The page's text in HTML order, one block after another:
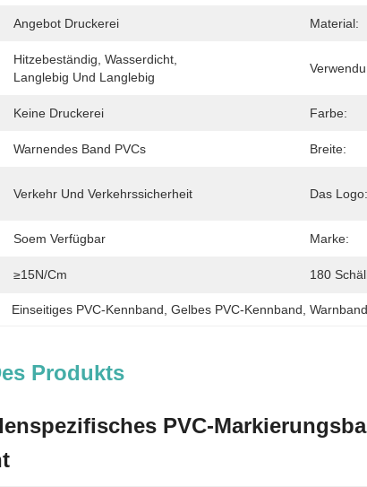
Angebot Druckerei Material:
Hitzebeständig, Wasserdicht,
Langlebig Und Langlebig
Keine Druckerei Farbe:
Warnendes Band PVCs Breite:
Verkehr Und Verkehrssicherheit Das Logo:
Soem Verfügbar Marke:
≥15N/cm 180
Einseitiges PVC-Kennband Gelbes PVC-Kennband
Produkts
PVC-